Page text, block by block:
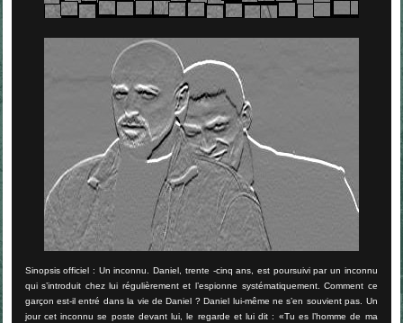
Sinopsis officiel : Un inconnu. Daniel, trente -cinq ans, est poursuivi par un inconnu
qui s’introduit chez lui régulièrement et l’espionne systématiquement. Comment ce
garçon est-il entré dans la vie de Daniel ? Daniel lui-même ne s’en souvient pas. Un
jour cet inconnu se poste devant lui, le regarde et lui dit : «Tu es l’homme de ma